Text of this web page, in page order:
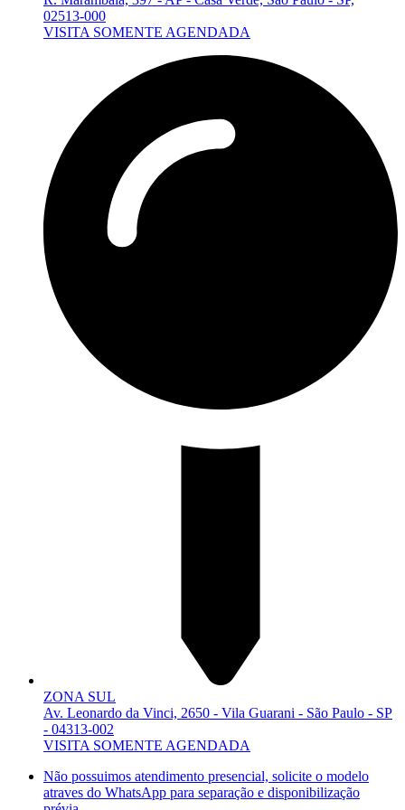
02513-000
VISITA SOMENTE AGENDADA
ZONA SUL
Av. Leonardo da Vinci, 2650 - Vila Guarani - São Paulo - SP
- 04313-002
VISITA SOMENTE AGENDADA
Não possuimos atendimento presencial, solicite o modelo
atraves do WhatsApp para separação e disponibilização